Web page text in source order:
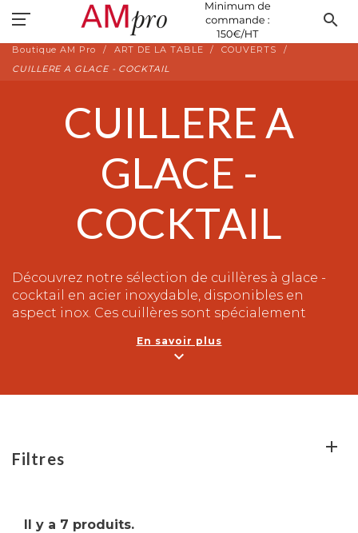
search
Boutique AM Pro ART DE LA TABLE
COUVERTS
CUILLERE A GLACE - COCKTAIL
CUILLERE A
GLACE -
COCKTAIL
Découvrez notre sélection de cuillères à glace -
cocktail en acier inoxydable, disponibles en
aspect inox. Ces cuillères sont spécialement
restauration et les passionnés de cocktails.
En savoir plus
expand_more
Filtres
Il y a 7 produits.